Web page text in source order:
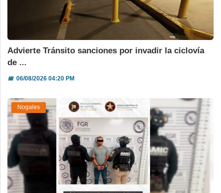
Advierte Tránsito sanciones por invadir la ciclovía
de ...
📅06/08/2026 04:20 PM
Nogales